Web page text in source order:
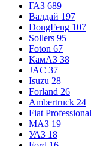
ГАЗ 689
Валдай 197
DongFeng 107
Sollers 95
Foton 67
КамАЗ 38
JAC 37
Isuzu 28
Forland 26
Ambertruck 24
Fiat Professional
МАЗ 19
УАЗ 18